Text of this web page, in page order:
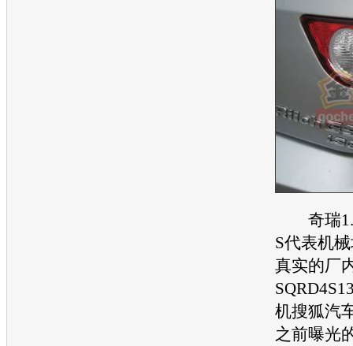
奇瑞
S代表机
真实的厂
机搜狐汽
之前曝光